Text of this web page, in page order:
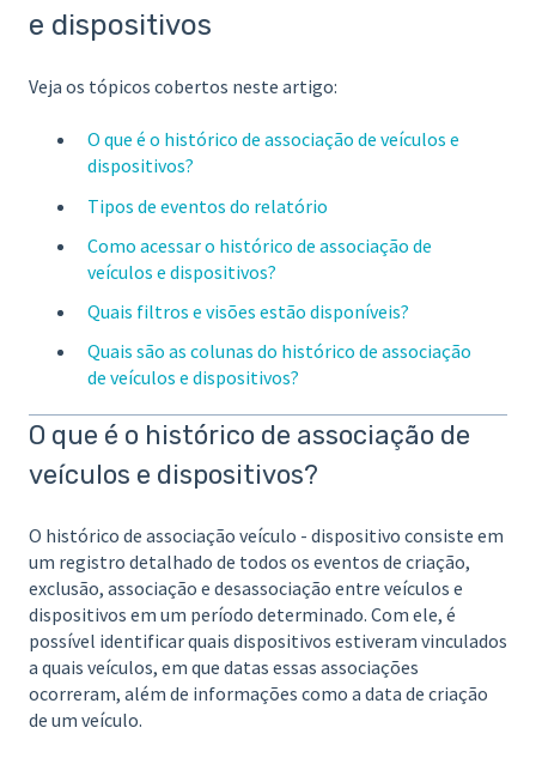
e dispositivos
Veja os tópicos cobertos neste artigo:
O que é o histórico de associação de veículos e
dispositivos?
Tipos de eventos do relatório
Como acessar o histórico de associação de
veículos e dispositivos?
Quais filtros e visões estão disponíveis?
Quais são as colunas do histórico de associação
de veículos e dispositivos?
O que é o histórico de associação de
veículos e dispositivos?
O histórico de associação veículo - dispositivo consiste em
um registro detalhado de todos os eventos de criação,
exclusão, associação e desassociação entre veículos e
dispositivos em um período determinado. Com ele, é
possível identificar quais dispositivos estiveram vinculados
a quais veículos, em que datas essas associações
ocorreram, além de informações como a data de criação
de um veículo.